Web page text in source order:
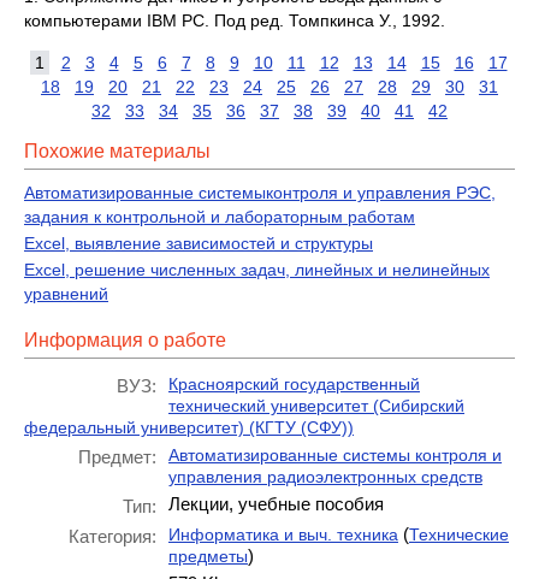
компьютерами IBM PC. Под ред. Томпкинса У., 1992.
1 2 3 4 5 6 7 8 9 10 11 12 13 14 15 16
17
18
19 20 21 22 23 24 25 26 27 28 29 30
31
32
33 34 35 36 37 38 39 40 41 42
Похожие материалы
Автоматизированные системыконтроля и управления РЭС,
задания к контрольной и лабораторным работам
Excel, выявление зависимостей и структуры
Excel, решение численных задач, линейных и нелинейных
уравнений
Информация о работе
ВУЗ:
Красноярский государственный
технический университет (Сибирский
федеральный университет) (КГТУ (СФУ))
Предмет:
Автоматизированные системы контроля и
управления радиоэлектронных средств
Тип:
Лекции, учебные пособия
Категория:
Информатика и выч. техника (Технические
предметы)